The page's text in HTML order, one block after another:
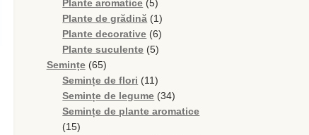
produse
Plante aromatice 55
produse
Plante de grădină 11
produs
Plante decorative 66
produse
Plante suculente 55
Semințe 6565
de
produse
Semințe de flori 1111
produse
Semințe de legume 3434
de
Semințe de plante aromatice
1515